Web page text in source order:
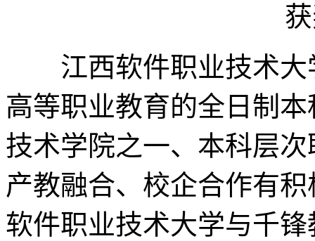
江西软件职业技术大
高等职业教育的全日制
技术学院之一、本科层
产教融合、校企合作有
软件职业技术大学与千